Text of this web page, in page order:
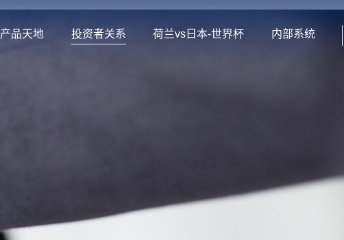
产品天地 投资者关系 荷兰vs日本-世界杯 内部系统